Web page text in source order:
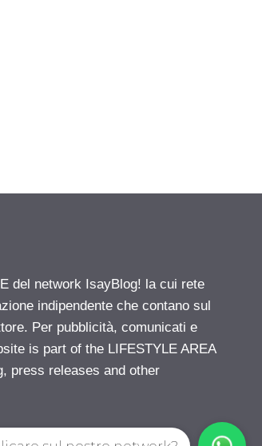
del network IsayBlog! la cui rete
indipendente che contano sul
Per pubblicità, comunicati e
is part of the LIFESTYLE AREA
press releases and other